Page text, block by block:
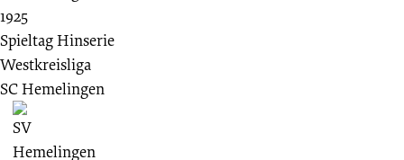
1925
Spieltag Hinserie
Westkreisliga
SC Hemelingen